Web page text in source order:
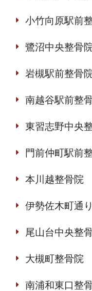
小竹向原駅前
鷺沼中央整骨
岩槻駅前整骨
南越谷駅前整
東習志野中央
門前仲町駅前
本川越整骨院
伊勢佐木町通
尾山台中央整
大槻町整骨院
南浦和東口整